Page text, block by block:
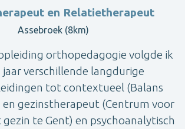
en Relatietherapeut
Assebroek (8km)
orthopedagogie volgde ik
verschillende langdurige
tot contextueel (Balans
en gezinstherapeut (Centrum voor
te Gent) en psychoanalytisch